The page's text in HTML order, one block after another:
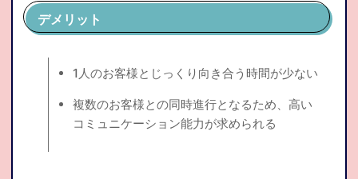
デメリット
1人のお客様とじっくり向き合う時間が少ない
複数のお客様との同時進行となるため、高い
コミュニケーション能力が求められる